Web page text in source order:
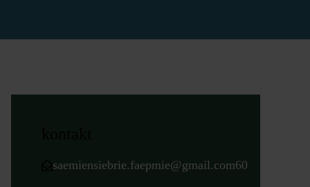
saemiensiebrie.faepmie@gmail.com60